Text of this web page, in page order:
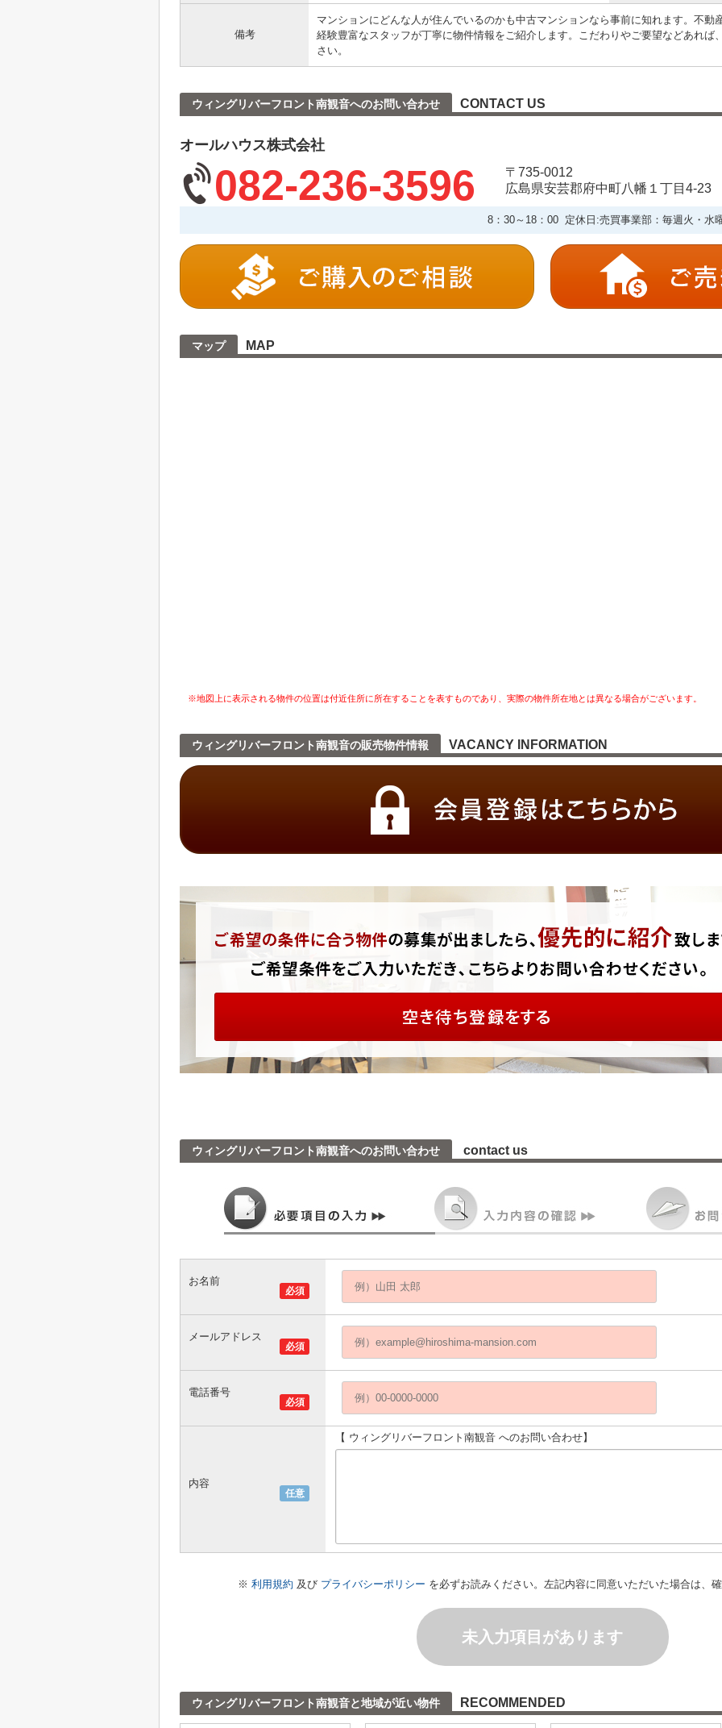
備考
マンションにどんな人が住んでいるのかも中古マンションなら事前に知れます。不動
経験豊富なスタッフが丁寧に物件情報をご紹介します。こだわりやご要望などあれば
さい。
ウィングリバーフロント南観音へのお問い合わせ CONTACT US
オールハウス株式会社
082-236-3596
〒735-0012
広島県安芸郡府中町八幡１丁目4-23
8：30～18：00 定休日:売買事業部：毎週火・水
マップ MAP
※地図上に表示される物件の位置は付近住所に所在することを表すものであり、実際の物件所在地とは異なる場合がございます。
ウィングリバーフロント南観音の販売物件情報 VACANCY INFORMATION
ウィングリバーフロント南観音へのお問い合わせ contact us
必須
お名前
必須
メールアドレス
必須
電話番号
任意
内容
【 ウィングリバーフロント南観音 へのお問い合わせ】
※ 利用規約 及び プライバシーポリシー を必ずお読みください。左記内容に同意いただいた場合は、
未入力項目があります
ウィングリバーフロント南観音と地域が近い物件 RECOMMENDED